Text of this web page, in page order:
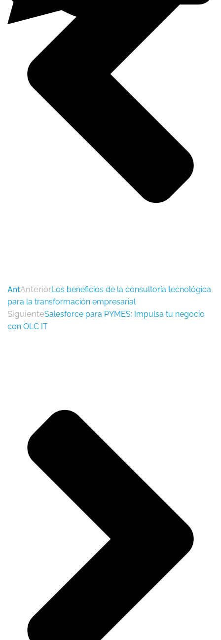
AntAnteriorLos beneficios de la consultoría tecnológica
para la transformación empresarial
SiguienteSalesforce para PYMES: Impulsa tu negocio
con OLC IT